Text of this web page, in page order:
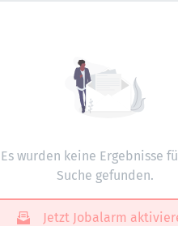
Es wurden keine Ergebnisse
Suche gefunden.
Jetzt Jobalarm